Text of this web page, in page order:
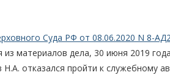
Суда РФ от 08.06.2020 N 8-
из материалов дела, 30 июня 2019
Н.А. отказался пройти к служебному